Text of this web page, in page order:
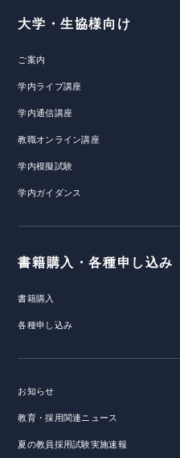
大学・生協様向け
ご案内
学内ライブ講座
学内通信講座
教職オンライン講座
学内模擬試験
学内ガイダンス
書籍購入・各種申し込み
書籍購入
各種申し込み
お知らせ
教育・採用関連ニュース
夏の教員採用試験実施速報